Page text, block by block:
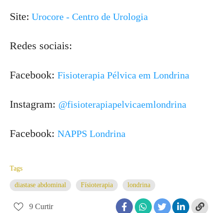
Site: Urocore - Centro de Urologia
Redes sociais:
Facebook: Fisioterapia Pélvica em Londrina
Instagram: @fisioterapiapelvicaemlondrina
Facebook: NAPPS Londrina
Tags
diastase abdominal Físioterapia londrina
9 Curtir